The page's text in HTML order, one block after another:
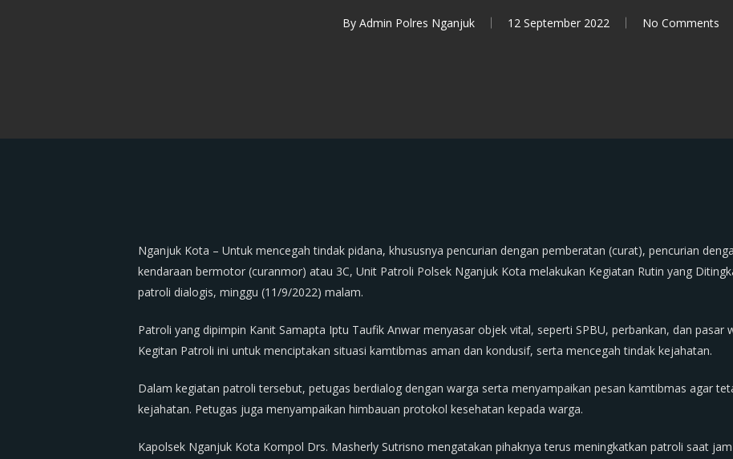
By Admin Polres Nganjuk 12 September 2022 No Comments
Nganjuk Kota – Untuk mencegah tindak pidana, khususnya pencurian dengan pemberatan (curat), pencurian
kendaraan bermotor (curanmor) atau 3C, Unit Patroli Polsek Nganjuk Kota melakukan Kegiatan Rutin yang
patroli dialogis, minggu (11/9/2022) malam.
Patroli yang dipimpin Kanit Samapta Iptu Taufik Anwar menyasar objek vital, seperti SPBU, perbankan, dan pasar
Kegitan Patroli ini untuk menciptakan situasi kamtibmas aman dan kondusif, serta mencegah tindak kejahatan.
Dalam kegiatan patroli tersebut, petugas berdialog dengan warga serta menyampaikan pesan kamtibmas agar
kejahatan. Petugas juga menyampaikan himbauan protokol kesehatan kepada warga.
Kapolsek Nganjuk Kota Kompol Drs. Masherly Sutrisno mengatakan pihaknya terus meningkatkan patroli saat